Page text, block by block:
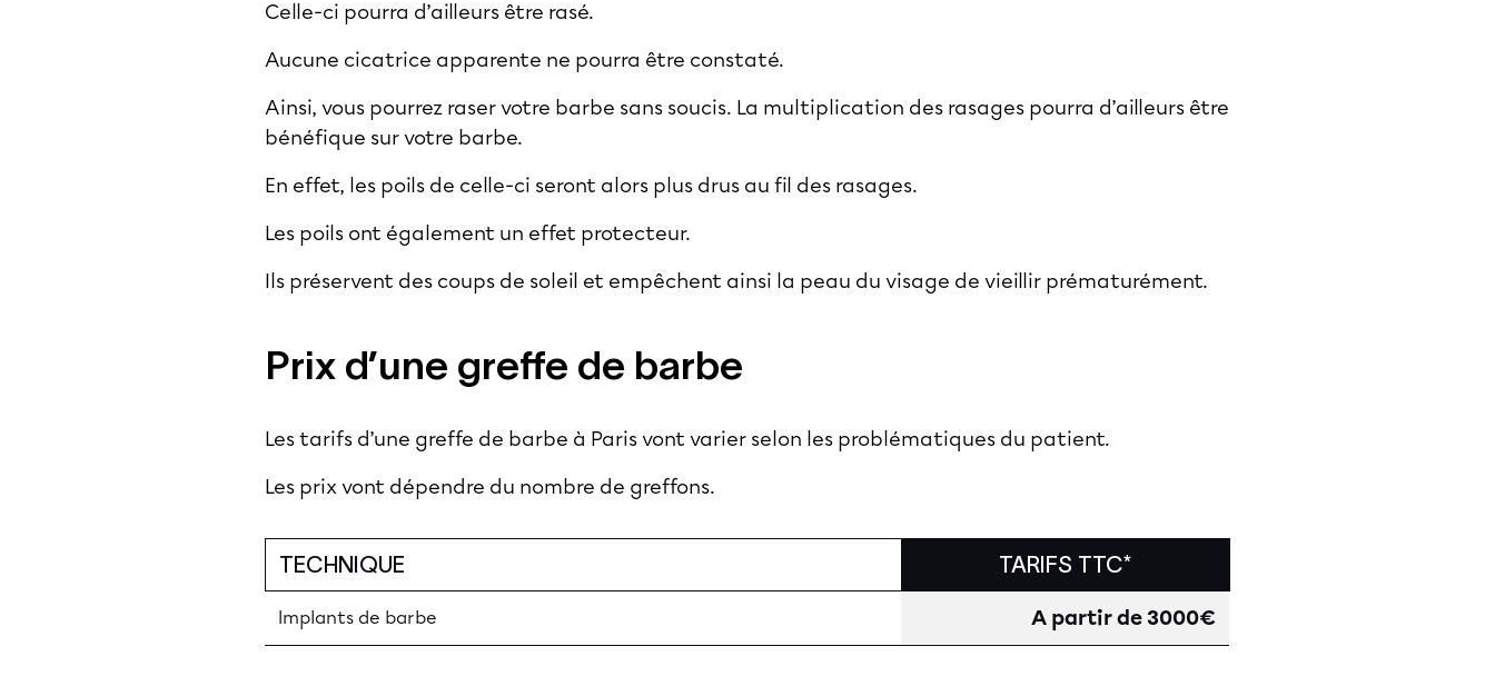
Celle-ci pourra d’ailleurs être rasé.
Aucune cicatrice apparente ne pourra être constaté.
Ainsi, vous pourrez raser votre barbe sans soucis. La multiplication des rasages pourra d’ailleurs être
bénéfique sur votre barbe.
En effet, les poils de celle-ci seront alors plus drus au fil des rasages.
Les poils ont également un effet protecteur.
Ils préservent des coups de soleil et empêchent ainsi la peau du visage de vieillir prématurément.
Prix d’une greffe de barbe
Les tarifs d’une greffe de barbe à Paris vont varier selon les problématiques du patient.
Les prix vont dépendre du nombre de greffons.
TECHNIQUE TARIFS TTC*
Implants de barbe A partir de 3000€